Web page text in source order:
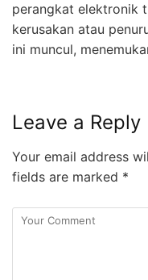
perangkat elektronik
kerusakan atau
ini muncul,
Leave a Reply
Your email address
fields are marked *